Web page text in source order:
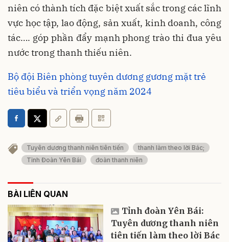
niên có thành tích đặc biệt xuất sắc trong các lĩnh
vực học tập, lao động, sản xuất, kinh doanh, công
tác…. góp phần đẩy mạnh phong trào thi đua yêu
nước trong thanh thiếu niên.
Bộ đội Biên phòng tuyên dương gương mặt trẻ
tiêu biểu và triển vọng năm 2024
Tuyên dương thanh niên tiên tiến
thanh làm theo lời Bác;
Tỉnh Đoàn Yên Bái
đoàn thanh niên
BÀI LIÊN QUAN
Tỉnh đoàn Yên Bái:
Tuyên dương thanh niên
tiên tiến làm theo lời Bác